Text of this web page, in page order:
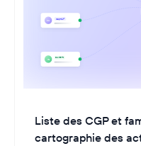
Liste des CGP et
cartographie des